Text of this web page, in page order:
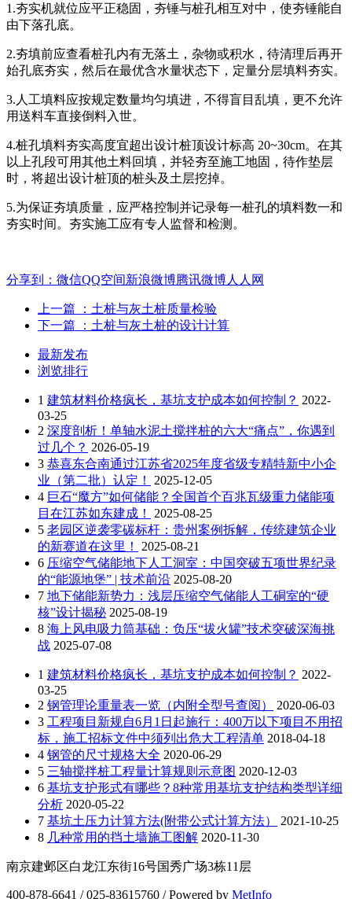
1.夯实机就位应平正稳固，夯锤与桩孔相互对中，使夯锤能自
由下落孔底。
2.夯填前应查看桩孔内有无落土，杂物或积水，待清理后再开
始孔底夯实，然后在最优含水量状态下，定量分层填料夯实。
3.人工填料应按规定数量均匀填进，不得盲目乱填，更不允许
用送料车直接倒料入世。
4.桩孔填料夯实高度宜超出设计桩顶设计标高 20~30cm。在其
以上孔段可用其他土料回填，并轻夯至施工地固，待作垫层
时，将超出设计桩顶的桩头及土层挖掉。
5.为保证夯填质量，应严格控制并记录每一桩孔的填料数一和
夯实时间。夯实施工应有专人监督和检测。
分享到： 微信QQ空间新浪微博腾讯微博人人网
上一篇
：土桩与灰土桩质量检验
下一篇
：土桩与灰土桩的设计计算
最新发布
浏览排行
1 建筑材料价格疯长，基坑支护成本如何控制？ 2022-
03-25
2 深度剖析！单轴水泥土搅拌桩的六大“痛点”，你遇到
过几个？ 2026-05-19
3 恭喜东合南通过江苏省2025年度省级专精特新中小企
业（第二批）认定！
2025-12-05
4 巨石“魔方”如何储能？全国首个百兆瓦级重力储能项
目在江苏如东建成！
2025-08-25
5 老园区逆袭零碳标杆：贵州案例拆解，传统建筑企业
的新赛道在这里！
2025-08-21
6 压缩空气储能地下人工洞室：中国突破五项世界纪录
的“能源地堡” | 技术前沿 2025-08-20
7 地下储能新势力：浅层压缩空气储能人工硐室的“硬
核”设计揭秘 2025-08-19
8 海上风电吸力筒基础：负压“拔火罐”技术突破深海挑
战 2025-07-08
1 建筑材料价格疯长，基坑支护成本如何控制？ 2022-
03-25
2 钢管理论重量表一览（内附全型号查阅）
2020-06-03
3 工程项目新规自6月1日起施行：400万以下项目不用招
标，施工招标文件中须列出危大工程清单 2018-04-18
4 钢管的尺寸规格大全 2020-06-29
5 三轴搅拌桩工程量计算规则示意图 2020-12-03
6 基坑支护形式有哪些？8种常用基坑支护结构类型详细
分析 2020-05-22
7 基坑土压力计算方法(附带公式计算方法）
2021-10-25
8 几种常用的挡土墙施工图解 2020-11-30
南京建邺区白龙江东街16号国秀广场3栋11层
400-878-6641 / 025-83615760 / Powered by MetInfo